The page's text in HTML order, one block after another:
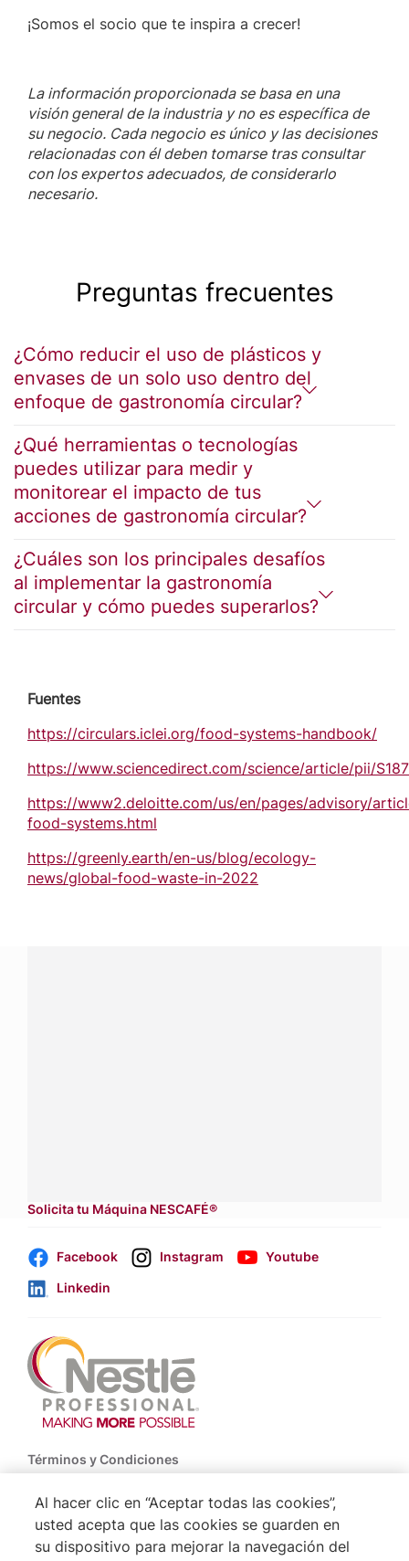
¡Somos el socio que te inspira a crecer!
La información proporcionada se basa en una
visión general de la industria y no es específica de
su negocio. Cada negocio es único y las decisiones
relacionadas con él deben tomarse tras consultar
con los expertos adecuados, de considerarlo
necesario.
Preguntas frecuentes
¿Cómo reducir el uso de plásticos y
envases de un solo uso dentro del
enfoque de gastronomía circular?
¿Qué herramientas o tecnologías
puedes utilizar para medir y
monitorear el impacto de tus
acciones de gastronomía circular?
¿Cuáles son los principales desafíos
al implementar la gastronomía
circular y cómo puedes superarlos?
Fuentes
https://circulars.iclei.org/food-systems-handbook/
https://www.sciencedirect.com/science/article/pii/
https://www2.deloitte.com/us/en/pages/advisory/
food-systems.html
https://greenly.earth/en-us/blog/ecology-
news/global-food-waste-in-2022
Solicita tu Máquina NESCAFÉ®
Facebook Instagram
Youtube
Linkedin
Footer
Términos y Condiciones
Politica De Privacidad NESTLÉ
Mapa del Sitio
Al hacer clic en “Aceptar todas las cookies”,
usted acepta que las cookies se guarden en
su dispositivo para mejorar la navegación del